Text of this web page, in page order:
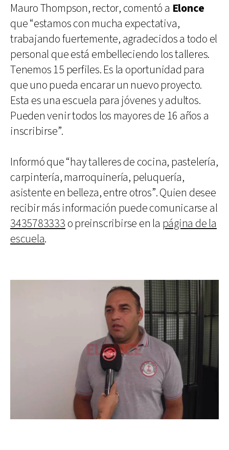
Mauro Thompson, rector, comentó a Elonce
que “estamos con mucha expectativa,
trabajando fuertemente, agradecidos a todo el
personal que está embelleciendo los talleres.
Tenemos 15 perfiles. Es la oportunidad para
que uno pueda encarar un nuevo proyecto.
Esta es una escuela para jóvenes y adultos.
Pueden venir todos los mayores de 16 años a
inscribirse”.
Informó que “hay talleres de cocina, pastelería,
carpintería, marroquinería, peluquería,
asistente en belleza, entre otros”. Quien desee
recibir más información puede comunicarse al
3435783333 o preinscribirse en la página de la
escuela.